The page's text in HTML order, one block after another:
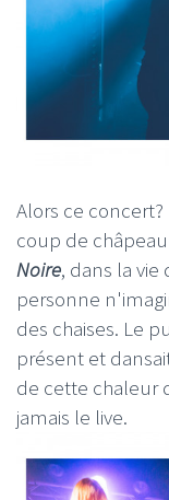
Alors ce
coup de
Noire, dans la
personne
des chaises. Le
présent et
de cette chaleur
jamais le live.